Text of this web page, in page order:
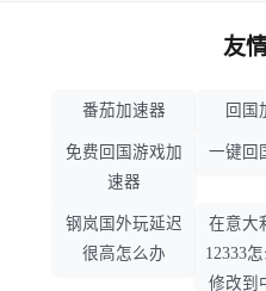
友
番茄加速器 回国
免费回国游戏加
速器
一键回
钢岚国外玩延迟
很高怎么办
在意大
12333
修改到